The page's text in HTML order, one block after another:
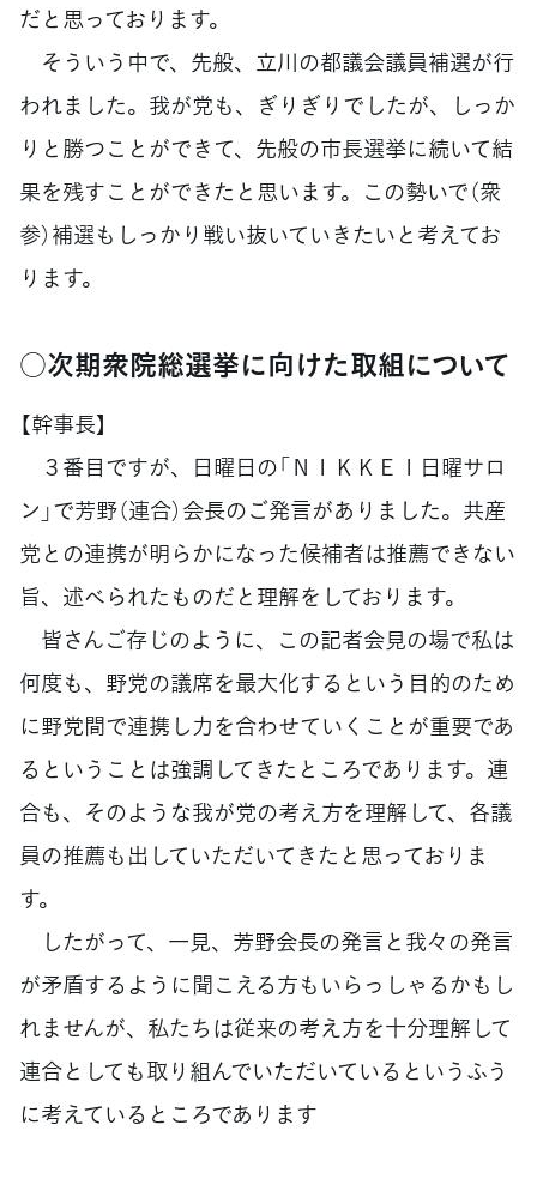
だと思っております。
そういう中で、先般、立川の都議会議員補選が行
われました。我が党も、ぎりぎりでしたが、しっか
りと勝つことができて、先般の市長選挙に続いて結
果を残すことができたと思います。この勢いで（衆
参）補選もしっかり戦い抜いていきたいと考えてお
ります。
○次期衆院総選挙に向けた取組について
【幹事長】
３番目ですが、日曜日の「ＮＩＫＫＥＩ日曜サロ
ン」で芳野（連合）会長のご発言がありました。共産
党との連携が明らかになった候補者は推薦できない
旨、述べられたものだと理解をしております。
皆さんご存じのように、この記者会見の場で私は
何度も、野党の議席を最大化するという目的のため
に野党間で連携し力を合わせていくことが重要であ
るということは強調してきたところであります。連
合も、そのような我が党の考え方を理解して、各議
員の推薦も出していただいてきたと思っておりま
す。
したがって、一見、芳野会長の発言と我々の発言
が矛盾するように聞こえる方もいらっしゃるかもし
れませんが、私たちは従来の考え方を十分理解して
連合としても取り組んでいただいているというふう
に考えているところであります